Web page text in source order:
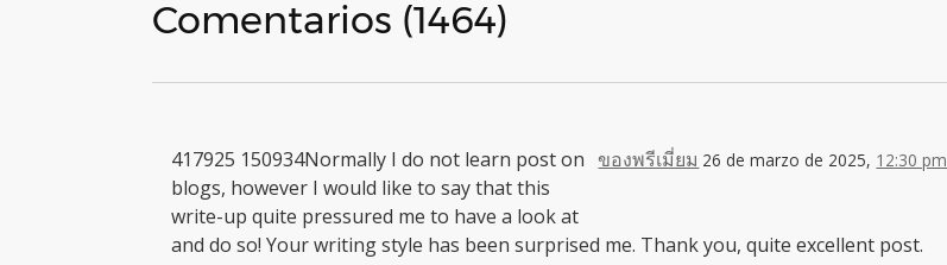
Comentarios (1464)
ของพรีเมี่ยม 26 de marzo de 2025, 12:30 pm
417925 150934Normally I do not learn post on
blogs, however I would like to say that this
write-up quite pressured me to have a look at
and do so! Your writing style has been surprised me. Thank you, quite excellent post.